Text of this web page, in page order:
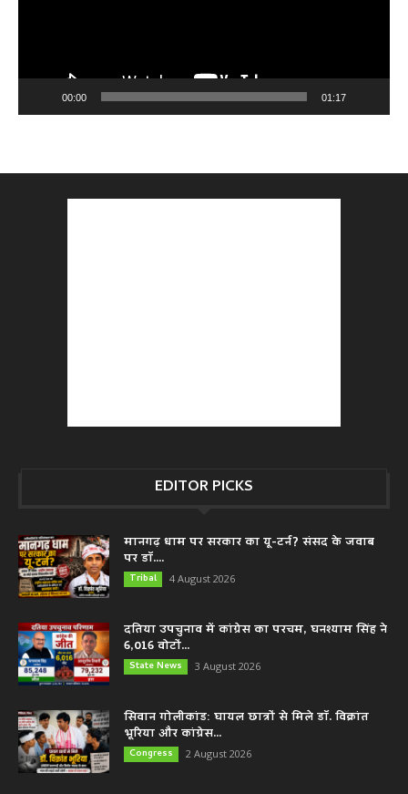
00:00 01:17
EDITOR PICKS
मानगढ़ धाम पर सरकार का यू-टर्न? संसद के जवाब
पर डॉ....
Tribal 4 August 2026
दतिया उपचुनाव में कांग्रेस का परचम, घनश्याम सिंह ने
6,016 वोटों...
State News 3 August 2026
सिवान गोलीकांड: घायल छात्रों से मिले डॉ. विक्रांत
भूरिया और कांग्रेस...
Congress 2 August 2026